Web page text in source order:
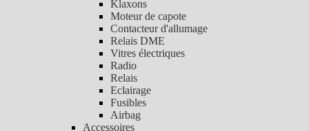
Klaxons
Moteur de capote
Contacteur d'allumage
Relais DME
Vitres électriques
Radio
Relais
Eclairage
Fusibles
Airbag
Accessoires